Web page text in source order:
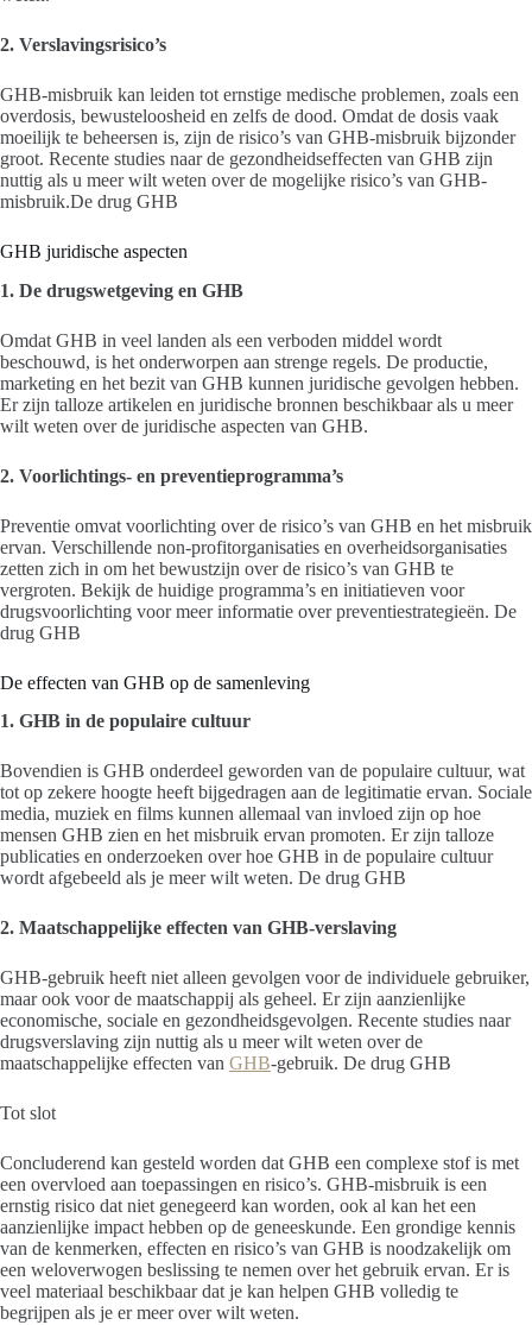
2. Verslavingsrisico’s
GHB-misbruik kan leiden tot ernstige medische problemen, zoals een
overdosis, bewusteloosheid en zelfs de dood. Omdat de dosis vaak
moeilijk te beheersen is, zijn de risico’s van GHB-misbruik bijzonder
groot. Recente studies naar de gezondheidseffecten van GHB zijn
nuttig als u meer wilt weten over de mogelijke risico’s van GHB-
misbruik.De drug GHB
GHB juridische aspecten
1. De drugswetgeving en GHB
Omdat GHB in veel landen als een verboden middel wordt
beschouwd, is het onderworpen aan strenge regels. De productie,
marketing en het bezit van GHB kunnen juridische gevolgen hebben.
Er zijn talloze artikelen en juridische bronnen beschikbaar als u meer
wilt weten over de juridische aspecten van GHB.
2. Voorlichtings- en preventieprogramma’s
Preventie omvat voorlichting over de risico’s van GHB en het misbruik
ervan. Verschillende non-profitorganisaties en overheidsorganisaties
zetten zich in om het bewustzijn over de risico’s van GHB te
vergroten. Bekijk de huidige programma’s en initiatieven voor
drugsvoorlichting voor meer informatie over preventiestrategieën. De
drug GHB
De effecten van GHB op de samenleving
1. GHB in de populaire cultuur
Bovendien is GHB onderdeel geworden van de populaire cultuur, wat
tot op zekere hoogte heeft bijgedragen aan de legitimatie ervan. Sociale
media, muziek en films kunnen allemaal van invloed zijn op hoe
mensen GHB zien en het misbruik ervan promoten. Er zijn talloze
publicaties en onderzoeken over hoe GHB in de populaire cultuur
wordt afgebeeld als je meer wilt weten. De drug GHB
2. Maatschappelijke effecten van GHB-verslaving
GHB-gebruik heeft niet alleen gevolgen voor de individuele gebruiker,
maar ook voor de maatschappij als geheel. Er zijn aanzienlijke
economische, sociale en gezondheidsgevolgen. Recente studies naar
drugsverslaving zijn nuttig als u meer wilt weten over de
maatschappelijke effecten van GHB-gebruik. De drug GHB
Tot slot
Concluderend kan gesteld worden dat GHB een complexe stof is met
een overvloed aan toepassingen en risico’s. GHB-misbruik is een
ernstig risico dat niet genegeerd kan worden, ook al kan het een
aanzienlijke impact hebben op de geneeskunde. Een grondige kennis
van de kenmerken, effecten en risico’s van GHB is noodzakelijk om
een ​​weloverwogen beslissing te nemen over het gebruik ervan. Er is
veel materiaal beschikbaar dat je kan helpen GHB volledig te
begrijpen als je er meer over wilt weten.